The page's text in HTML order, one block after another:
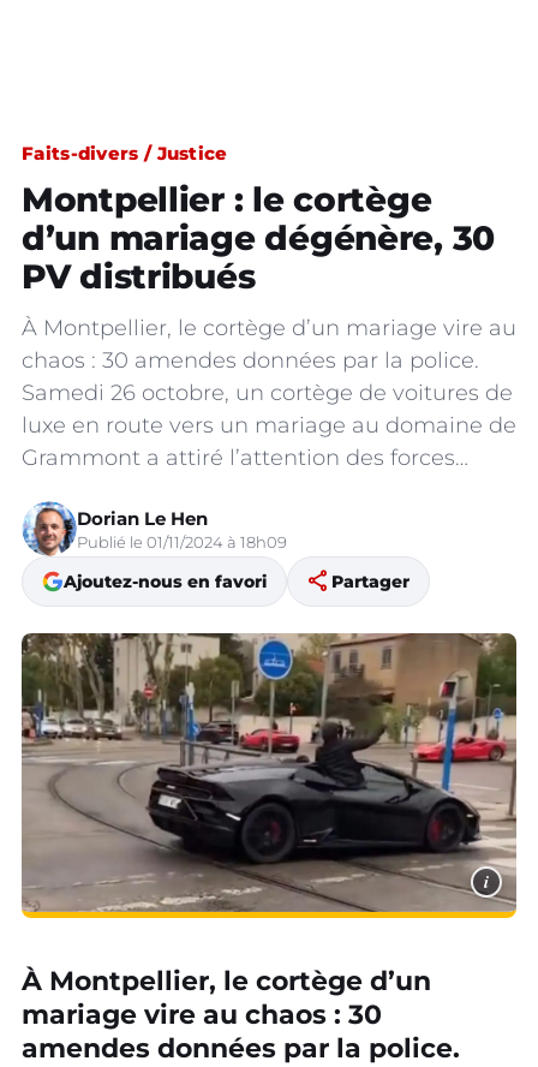
Faits-divers / Justice
Montpellier : le cortège
d’un mariage dégénère, 30
PV distribués
À Montpellier, le cortège d’un mariage vire au
chaos : 30 amendes données par la police.
Samedi 26 octobre, un cortège de voitures de
luxe en route vers un mariage au domaine de
Grammont a attiré l’attention des forces…
Dorian Le Hen
Publié le 01/11/2024 à 18h09
Ajoutez-nous en favori share Partager
i
À Montpellier, le cortège d’un
mariage vire au chaos : 30
amendes données par la police.